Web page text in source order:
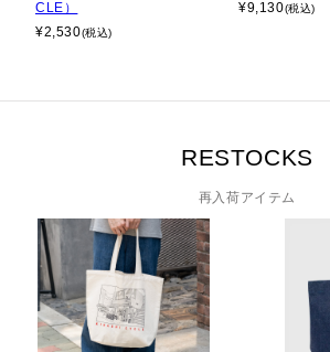
CLE）
¥2,530(税込)
¥9,130(税込)
RESTOCKS
再入荷アイテム